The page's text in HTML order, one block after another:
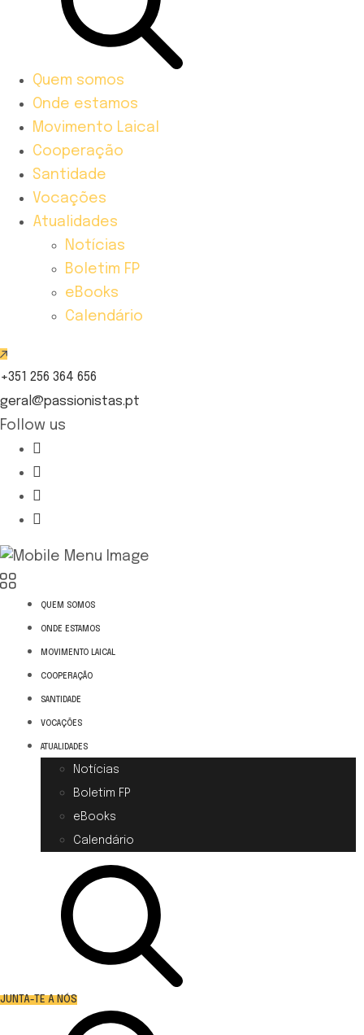
Quem somos
Onde estamos
Movimento Laical
Cooperação
Santidade
Vocações
Atualidades
Notícias
Boletim FP
eBooks
Calendário
+351 256 364 656
geral@passionistas.pt
Follow us
QUEM SOMOS
ONDE ESTAMOS
MOVIMENTO LAICAL
COOPERAÇÃO
SANTIDADE
VOCAÇÕES
ATUALIDADES
Notícias
Boletim FP
eBooks
Calendário
JUNTA-TE A NÓS